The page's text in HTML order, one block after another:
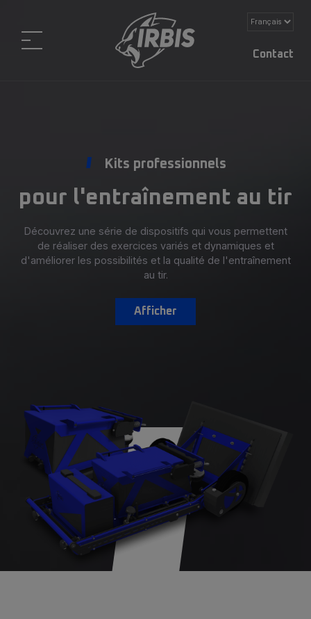
Contact
Kits professionnels
pour l'entraînement au tir
Découvrez une série de dispositifs qui vous permettent
de réaliser des exercices variés et dynamiques et
d'améliorer les possibilités et la qualité de l'entraînement
au tir.
Afficher